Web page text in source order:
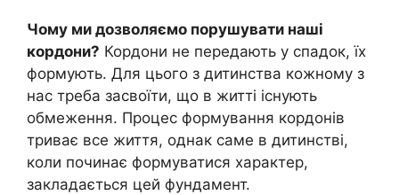
Чому ми дозволяємо порушувати наші
кордони? Кордони не передають у спадок, їх
формують. Для цього з дитинства кожному з
нас треба засвоїти, що в житті існують
обмеження. Процес формування кордонів
триває все життя, однак саме в дитинстві,
коли починає формуватися характер,
закладається цей фундамент.